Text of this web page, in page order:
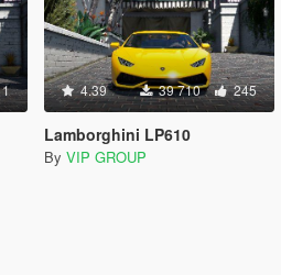
4.39 39 710 245
Lamborghini LP610
By VIP GROUP